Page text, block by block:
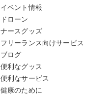
イベント情報
ドローン
ナースグッズ
フリーランス向けサービス
ブログ
便利なグッス
便利なサービス
健康のために